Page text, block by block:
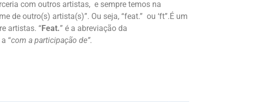
com outros artistas, e sempre temos na
de outro(s) artista(s)”. Ou seja, “feat.” ou ‘ft”.É um
artistas. “Feat.” é a abreviação da
“com a participação de”.